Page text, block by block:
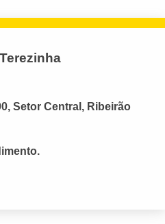
Setor Central, Ribeirão